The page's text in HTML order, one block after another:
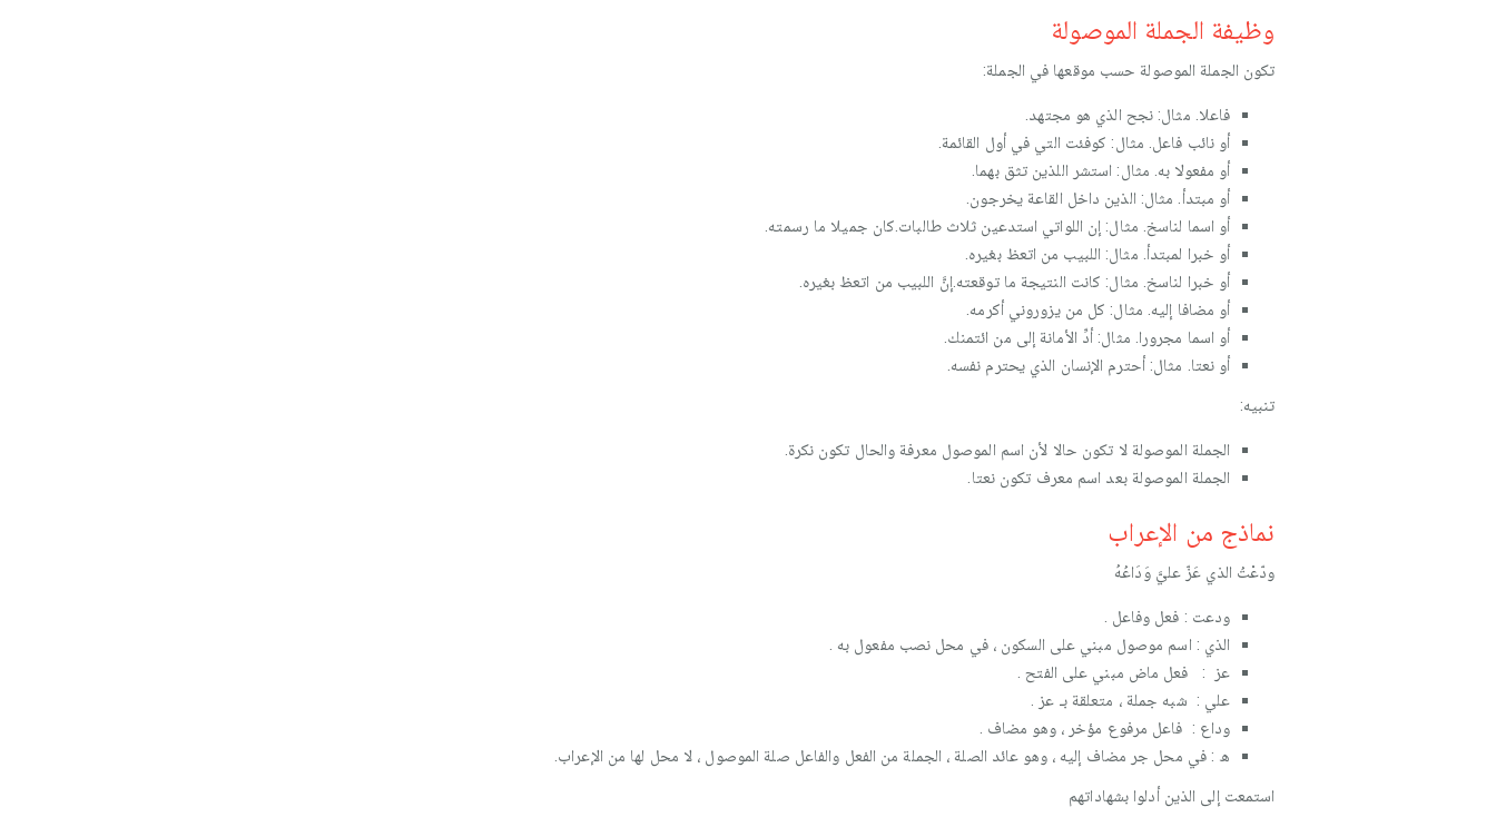
وظيفة الجملة الموصولة
تكون الجملة الموصولة حسب موقعها في الجملة:
فاعلا. مثال: نجح الذي هو مجتهد.
أو نائب فاعل. مثال: كوفئت التي في أول القائمة.
أو مفعولا به. مثال: استشر اللذين تثق بهما.
أو مبتدأ. مثال: الذين داخل القاعة يخرجون.
أو اسما لناسخ. مثال: إن اللواتي استدعين ثلاث طالبات.كان جميلا ما رسمته.
أو خبرا لمبتدأ. مثال: اللبيب من اتعظ بغيره.
أو خبرا لناسخ. مثال: كانت النتيجة ما توقعته.إنَّ اللبيب من اتعظ بغيره.
أو مضافا إليه. مثال: كل من يزوروني أكرمه.
أو اسما مجرورا. مثال: أدِّ الأمانة إلى من ائتمنك.
أو نعتا. مثال: أحترم الإنسان الذي يحترم نفسه.
تنبيه:
الجملة الموصولة لا تكون حالا لأن اسم الموصول معرفة والحال تكون نكرة.
الجملة الموصولة بعد اسم معرف تكون نعتا.
نماذج من الإعراب
ودّعْتُ الذي عَزّ عليَّ وَدَاعُهُ
ودعت : فعل وفاعل .
الذي : اسم موصول مبني على السكون ، في محل نصب مفعول به .
عز : فعل ماض مبني على الفتح .
علي : شبه جملة ، متعلقة بـ عز .
وداع : فاعل مرفوع مؤخر ، وهو مضاف .
ه : في محل جر مضاف إليه ، وهو عائد الصلة ، الجملة من الفعل والفاعل صلة الموصول ، لا محل لها من الإعراب.
استمعت إلى الذين أدلوا بشهاداتهم